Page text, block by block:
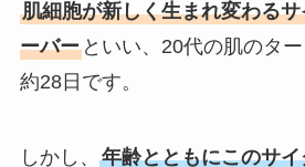
肌細胞が新しく生まれ変わる
ーバーといい、20代の肌のタ
約28日です。
しかし、 年齢とともにこのサ